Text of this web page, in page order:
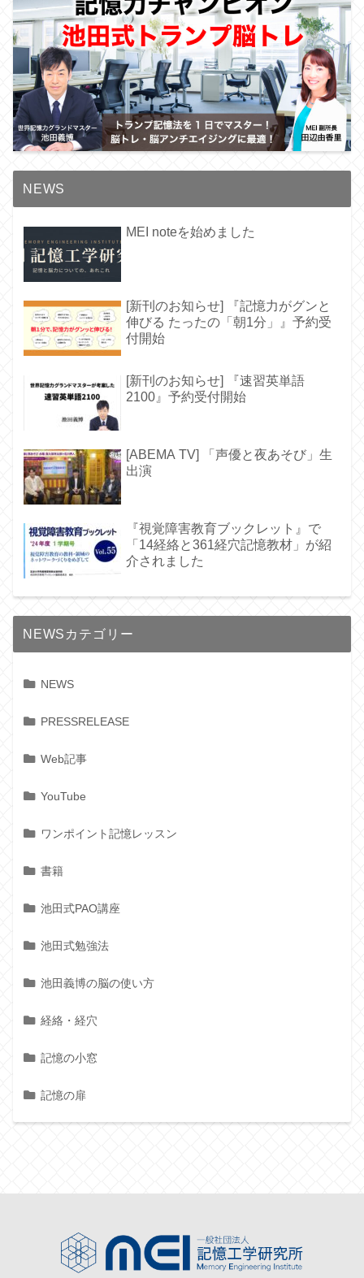
NEWS
MEI noteを始めました
[新刊のお知らせ] 『記憶力がグンと
伸びる たったの「朝1分」』予約受
付開始
[新刊のお知らせ] 『速習英単語
2100』予約受付開始
[ABEMA TV] 「声優と夜あそび」生
出演
『視覚障害教育ブックレット』で
「14経絡と361経穴記憶教材」が紹
介されました
NEWSカテゴリー
NEWS
PRESSRELEASE
Web記事
YouTube
ワンポイント記憶レッスン
書籍
池田式PAO講座
池田式勉強法
池田義博の脳の使い方
経絡・経穴
記憶の小窓
記憶の扉